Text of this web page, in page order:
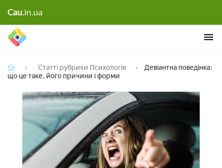
Cau.in.uaформи
Статті рубрики Психологія
Девіантна поведінка:
що це таке, його причини і форми